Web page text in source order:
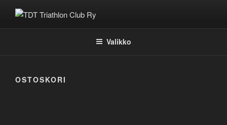
sisältöön
TDT TRIATHLON CLUB RY
Valikko
OSTOSKORI